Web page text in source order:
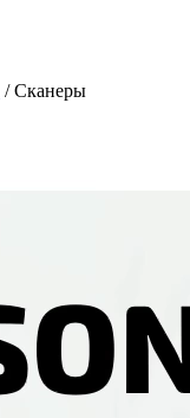
/Сканеры